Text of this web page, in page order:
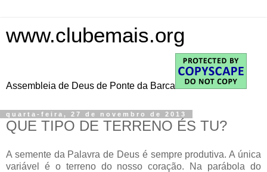
www.clubemais.org
Assembleia de Deus de Ponte da Barca
quarta-feira, 27 de novembro de 2013
QUE TIPO DE TERRENO ÉS TU?
A semente da Palavra de Deus é sempre produtiva. A única
variável é o terreno do nosso coração. Na parábola do